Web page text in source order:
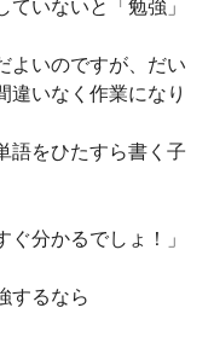
いないと「勉強」
よいのですが、だい
違いなく作業になり
語をひたすら書く子
ぐ分かるでしょ！」
するなら